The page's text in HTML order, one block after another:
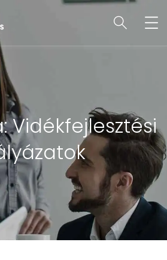
Vidékfejlesztési